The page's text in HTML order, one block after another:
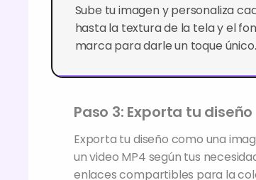
Sube tu imagen y personaliza
la textura de la tela y el fondo.
para darle un toque único.
Paso 3: Exporta tu diseño
Exporta tu diseño como una
o un video MP4 según tus
enlaces compartibles para la